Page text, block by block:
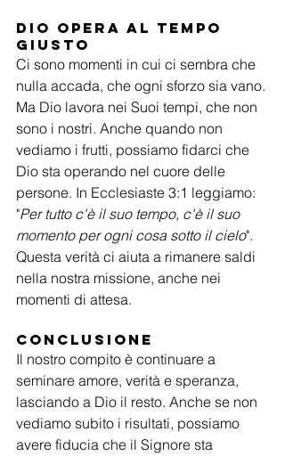
Dio opera Al tempo
giusto
Ci sono momenti in cui ci sembra che
nulla accada, che ogni sforzo sia vano.
Ma Dio lavora nei Suoi tempi, che non
sono i nostri. Anche quando non
vediamo i frutti, possiamo fidarci che
Dio sta operando nel cuore delle
persone. In Ecclesiaste 3:1 leggiamo:
"Per tutto c'è il suo tempo, c'è il suo
momento per ogni cosa sotto il cielo".
Questa verità ci aiuta a rimanere saldi
nella nostra missione, anche nei
momenti di attesa.
Conclusione
Il nostro compito è continuare a
seminare amore, verità e speranza,
lasciando a Dio il resto. Anche se non
vediamo subito i risultati, possiamo
avere fiducia che il Signore sta